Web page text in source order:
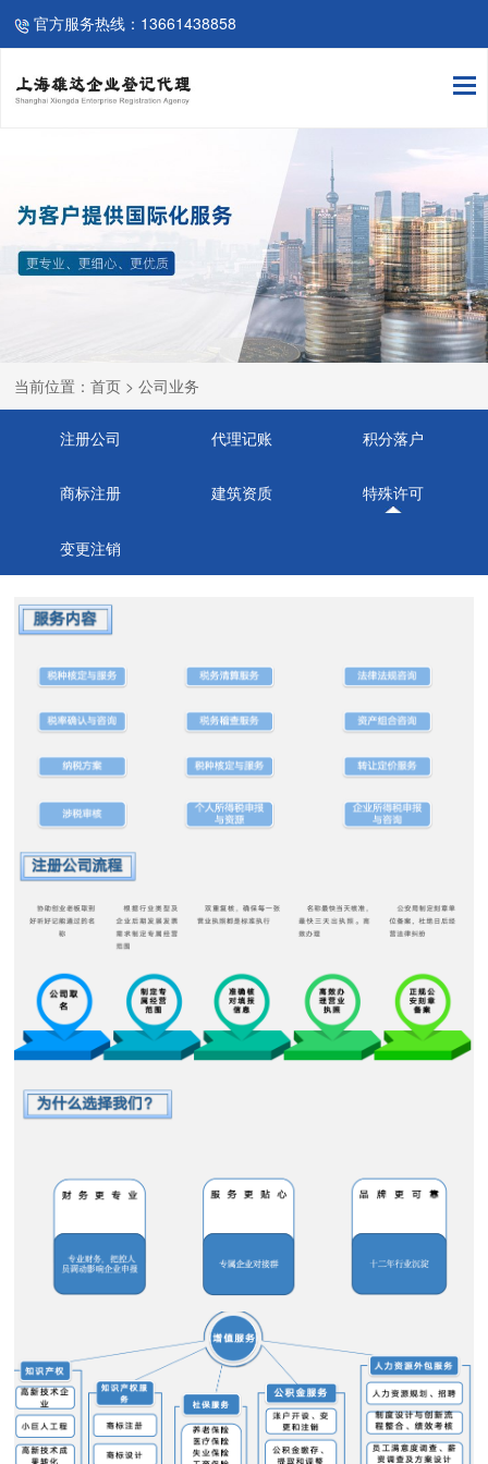
官方服务热线：13661438858
当前位置：首页 > 公司业务
注册公司 代理记账 积分落户
商标注册 建筑资质 特殊许可
变更注销